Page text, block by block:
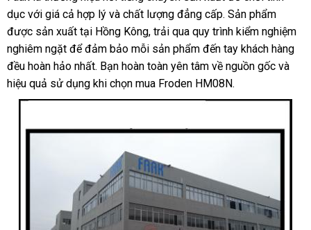
Siêu
To
Khủng
Long
Faak
Kích
dục với giá cả hợp lý và chất lượng đẳng cấp. Sản phẩm
được sản xuất tại Hồng Kông, trải qua quy trình kiểm nghiệm
nghiêm ngặt để đảm bảo mỗi sản phẩm đến tay khách hàng
đều hoàn hảo nhất. Bạn hoàn toàn yên tâm về nguồn gốc và
hiệu quả sử dụng khi chọn mua Froden HM08N.